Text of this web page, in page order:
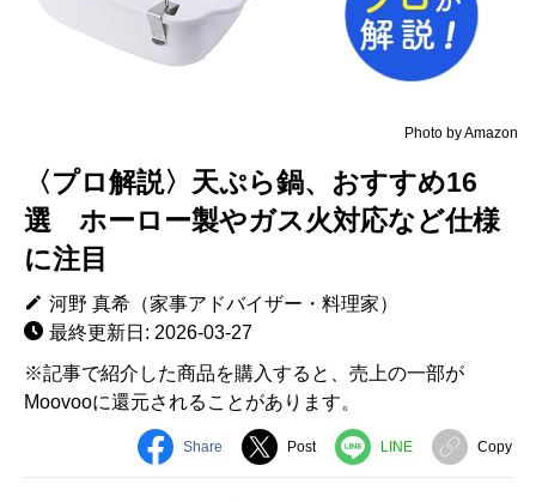
Photo by Amazon
〈プロ解説〉天ぷら鍋、おすすめ16
選 ホーロー製やガス火対応など仕様
に注目
河野 真希（家事アドバイザー・料理家）
最終更新日: 2026-03-27
※記事で紹介した商品を購入すると、売上の一部が
Moovooに還元されることがあります。
Share Post LINE Copy